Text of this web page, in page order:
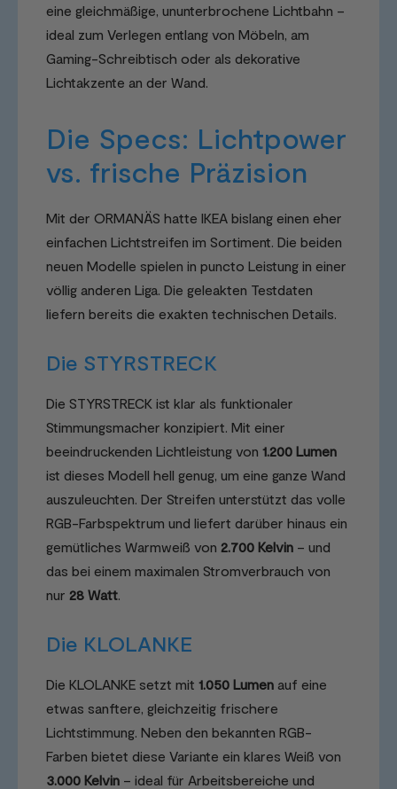
eine gleichmäßige, ununterbrochene Lichtbahn –
ideal zum Verlegen entlang von Möbeln, am
Gaming-Schreibtisch oder als dekorative
Lichtakzente an der Wand.
Die Specs: Lichtpower
vs. frische Präzision
Mit der ORMANÄS hatte IKEA bislang einen eher
einfachen Lichtstreifen im Sortiment. Die beiden
neuen Modelle spielen in puncto Leistung in einer
völlig anderen Liga. Die geleakten Testdaten
liefern bereits die exakten technischen Details.
Die STYRSTRECK
Die STYRSTRECK ist klar als funktionaler
Stimmungsmacher konzipiert. Mit einer
beeindruckenden Lichtleistung von 1.200 Lumen
ist dieses Modell hell genug, um eine ganze Wand
auszuleuchten. Der Streifen unterstützt das volle
RGB-Farbspektrum und liefert darüber hinaus ein
gemütliches Warmweiß von 2.700 Kelvin – und
das bei einem maximalen Stromverbrauch von
nur 28 Watt.
Die KLOLANKE
Die KLOLANKE setzt mit 1.050 Lumen auf eine
etwas sanftere, gleichzeitig frischere
Lichtstimmung. Neben den bekannten RGB-
Farben bietet diese Variante ein klares Weiß von
3.000 Kelvin – ideal für Arbeitsbereiche und